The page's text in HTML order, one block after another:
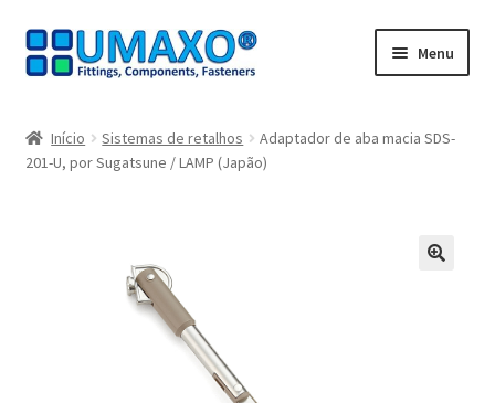
Ir
para
Saltar
para
Menu
A minha conta
Carrinho de compras
Início Sistemas de retalhos
Adaptador de aba macia SDS-
201-U, por Sugatsune / LAMP (Japão)